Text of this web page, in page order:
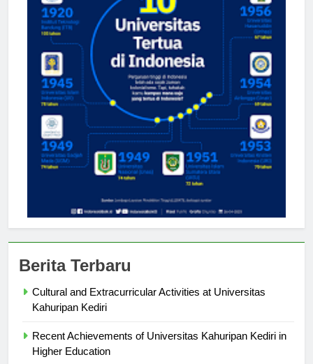
Berita Terbaru
Cultural and Extracurricular Activities at Universitas
Kahuripan Kediri
Recent Achievements of Universitas Kahuripan Kediri in
Higher Education